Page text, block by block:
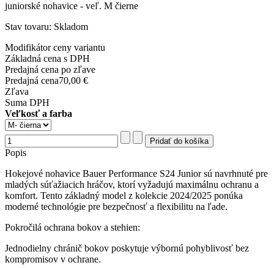
juniorské nohavice - veľ. M čierne
Stav tovaru: Skladom
Modifikátor ceny variantu
Základná cena s DPH
Predajná cena po zľave
Predajná cena70,00 €
Zľava
Suma DPH
Veľkosť a farba
Popis
Hokejové nohavice Bauer Performance S24 Junior sú navrhnuté pre
mladých súťažiacich hráčov, ktorí vyžadujú maximálnu ochranu a
komfort. Tento základný model z kolekcie 2024/2025 ponúka
moderné technológie pre bezpečnosť a flexibilitu na ľade.
Pokročilá ochrana bokov a stehien:
Jednodielny chránič bokov poskytuje výbornú pohyblivosť bez
kompromisov v ochrane.